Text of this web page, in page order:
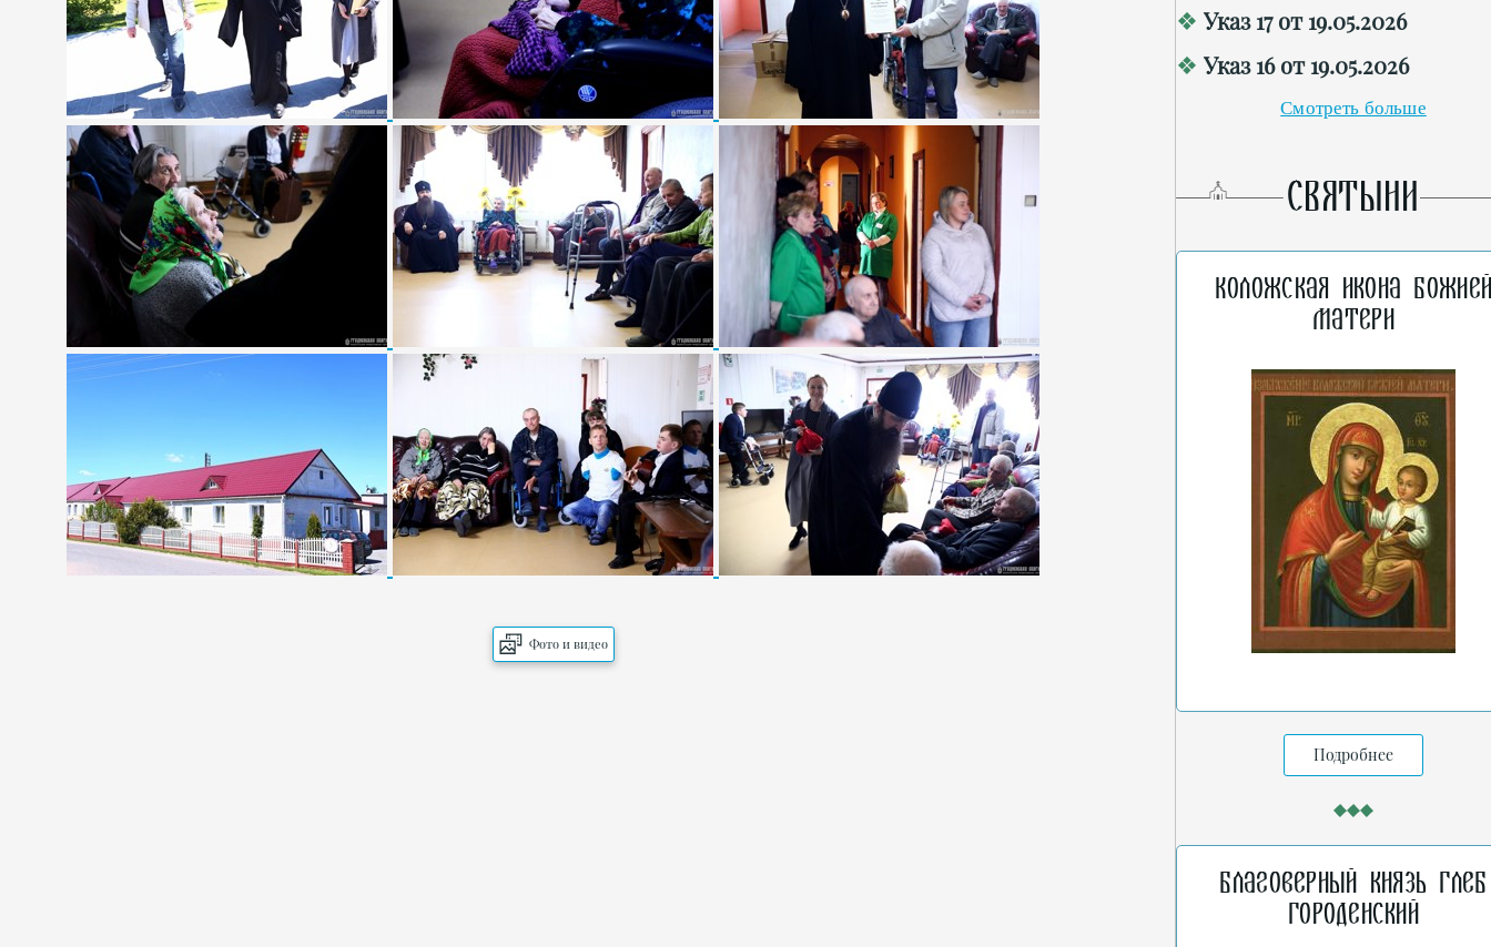
Фото и видео
Указ 17 от 19.05.2026
Указ 16 от 19.05.2026
Смотреть больше
СВЯТЫНИ
Коложская икона
Матери
Подробнее
Благоверный князь Глеб
Городенский